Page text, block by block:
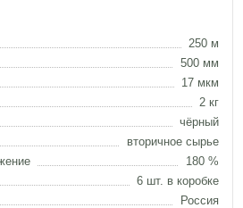
250 м
500 мм
17 мкм
2 кг
чёрный
вторичное сырье
180 %
6 шт. в коробке
Россия